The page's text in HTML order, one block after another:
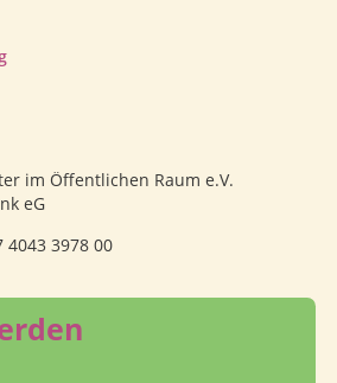
im Öffentlichen Raum e.V.
eG
4043 3978 00